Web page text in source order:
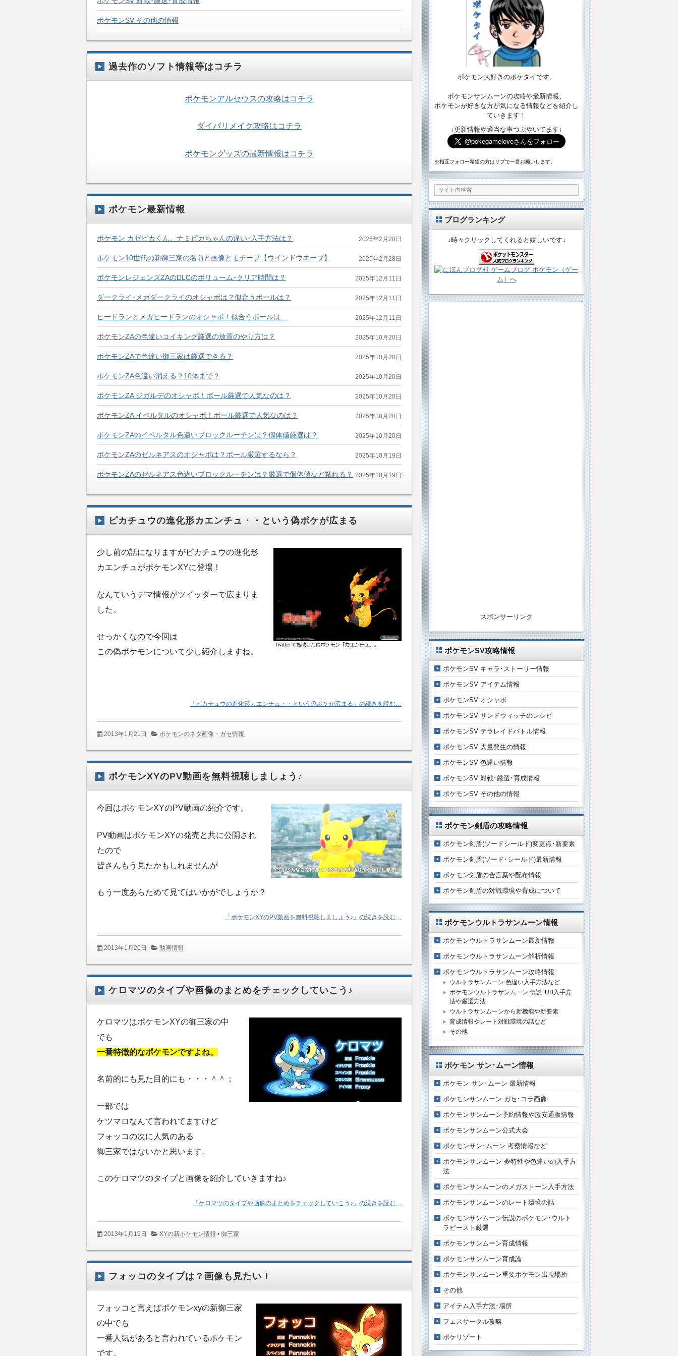
ポケモンSV その他の情報
過去作のソフト情報等はコチラ
ポケモンアルセウスの攻略はコチラ
ダイパリメイク攻略はコチラ
ポケモングッズの最新情報はコチラ
ポケモン最新情報
ポケモン カゼピカくん、ナミピカちゃんの違い･入手方法は？ 2026年2月28日
ポケモン10世代の新御三家の名前と画像とモチーフ【ウインドウエーブ】 2026年2月28日
ポケモンレジェンズZAのDLCのボリューム･クリア時間は？ 2025年12月11日
ダークライ･メガダークライのオシャボは？似合うボールは？ 2025年12月11日
ヒードランとメガヒードランのオシャボ！似合うボールは… 2025年12月11日
ポケモンZAの色違いコイキング厳選の放置のやり方は？ 2025年10月20日
ポケモンZAで色違い御三家は厳選できる？ 2025年10月20日
ポケモンZA色違い消える？10体まで？ 2025年10月20日
ポケモンZA ジガルデのオシャボ！ボール厳選で人気なのは？ 2025年10月20日
ポケモンZA イベルタルのオシャボ！ボール厳選で人気なのは？ 2025年10月20日
ポケモンZAのイベルタル色違いブロックルーチンは？個体値厳選は？ 2025年10月20日
ポケモンZAのゼルネアスのオシャボは？ボール厳選するなら？ 2025年10月19日
ポケモンZAのゼルネアス色違いブロックルーチンは？厳選で個体値など粘れる？ 2025年10月19日
ピカチュウの進化形カエンチュ・・という偽ポケが広まる
少し前の話になりますがピカチュウの進化形
カエンチュがポケモンXYに登場！
なんていうデマ情報がツイッターで広まりま
した。
せっかくなので今回は
この偽ポケモンについて少し紹介しますね。
「ピカチュウの進化形カエンチュ・・という偽ポケが広まる」の続きを読む…
2013年1月21日 ポケモンのネタ画像・ガセ情報
ポケモンXYのPV動画を無料視聴しましょう♪
今回はポケモンXYのPV動画の紹介です。
PV動画はポケモンXYの発売と共に公開され
たので
皆さんもう見たかもしれませんが
もう一度あらためて見てはいかがでしょうか？
「ポケモンXYのPV動画を無料視聴しましょう♪」の続きを読む…
2013年1月20日 動画情報
ケロマツのタイプや画像のまとめをチェックしていこう♪
ケロマツはポケモンXYの御三家の中
でも
一番特徴的なポケモンですよね。
名前的にも見た目的にも・・・＾＾；
一部では
ケツマロなんて言われてますけど
フォッコの次に人気のある
御三家ではないかと思います。
このケロマツのタイプと画像を紹介していきますね♪
「ケロマツのタイプや画像のまとめをチェックしていこう♪」の続きを読む…
2013年1月19日 XYの新ポケモン情報 •御三家
フォッコのタイプは？画像も見たい！
フォッコと言えばポケモンxyの新御三家
の中でも
一番人気があると言われているポケモン
です。
ポケモン大好きのポケタイです。
ポケモンサンムーンの攻略や最新情報、
ポケモンが好きな方が気になる情報などを紹介し
ていきます！
↓更新情報や適当な事つぶやいてます↓
※相互フォロー希望の方はリプで一言お願いします。
ブログランキング
↓時々クリックしてくれると嬉しいです↓
スポンサーリンク
ポケモンSV攻略情報
ポケモンSV キャラ･ストーリー情報
ポケモンSV アイテム情報
ポケモンSV オシャボ
ポケモンSV サンドウィッチのレシピ
ポケモンSV テラレイドバトル情報
ポケモンSV 大量発生の情報
ポケモンSV 色違い情報
ポケモンSV 対戦･厳選･育成情報
ポケモンSV その他の情報
ポケモン剣盾の攻略情報
ポケモン剣盾(ソードシールド)変更点･新要素
ポケモン剣盾(ソード･シールド)最新情報
ポケモン剣盾の合言葉や配布情報
ポケモン剣盾の対戦環境や育成について
ポケモンウルトラサンムーン情報
ポケモンウルトラサンムーン最新情報
ポケモンウルトラサンムーン解析情報
ポケモンウルトラサンムーン攻略情報
ウルトラサンムーン 色違い入手方法など
ポケモンウルトラサンムーン 伝説･UB入手方
法や厳選方法
ウルトラサンムーンから新機能や新要素
育成情報やレート対戦環境の話など
その他
ポケモン サン･ムーン情報
ポケモン サン･ムーン 最新情報
ポケモンサンムーン ガセ･コラ画像
ポケモンサンムーン予約情報や激安通販情報
ポケモンサンムーン公式大会
ポケモンサン･ムーン 考察情報など
ポケモンサンムーン 夢特性や色違いの入手方
法
ポケモンサンムーンのメガストーン入手方法
ポケモンサンムーンのレート環境の話
ポケモンサンムーン伝説のポケモン･ウルト
ラビースト厳選
ポケモンサンムーン育成情報
ポケモンサンムーン育成論
ポケモンサンムーン重要ポケモン出現場所
その他
アイテム入手方法･場所
フェスサークル攻略
ポケリゾート